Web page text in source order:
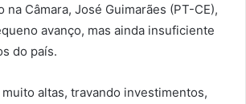
na Câmara, José Guimarães (PT-CE),
avanço, mas ainda insuficiente
do país.
muito altas, travando investimentos,